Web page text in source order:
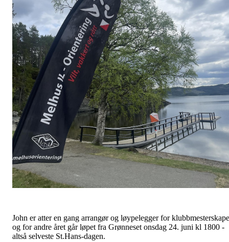
John er atter en gang arrangør og løypelegger for
og for andre året går løpet fra Grønneset onsdag 24. juni kl 1800 -
altså selveste St.Hans-dagen.